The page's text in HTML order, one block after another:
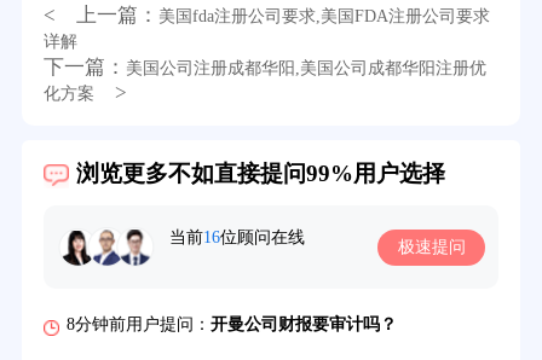
< 上一篇： 美国fda注册公司要求,美国FDA注册公司要求
详解
下一篇： 美国公司注册成都华阳,美国公司成都华阳注册优
化方案
>
浏览更多不如直接提问99%用户选择
当前16位顾问在线 极速提问
3分钟前用户提问：注册新加坡公司要求？
6分钟前用户提问：注册香港公司需要哪些条件？
12分钟前用户提问：香港公司所得税税率是多少？